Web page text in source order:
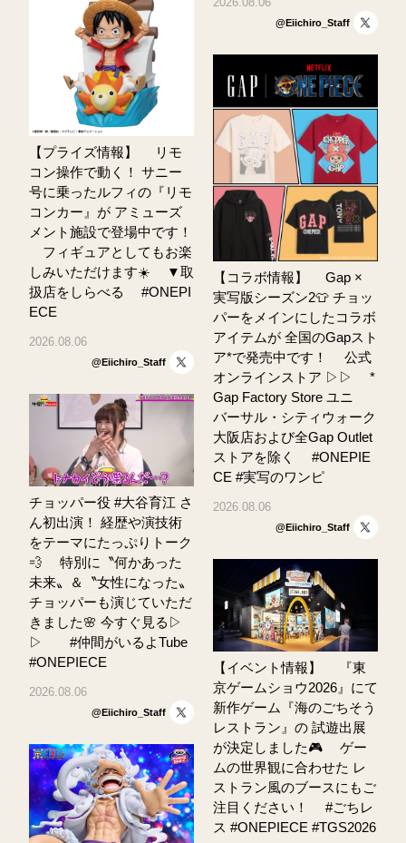
@Eiichiro_Staff
【プライズ情報】 ⠀ リモ
コン操作で動く！ サニー
号に乗ったルフィの『リモ
コンカー』が アミューズ
メント施設で登場中です！
⠀ フィギュアとしてもお楽
しみいただけます☀️ ⠀ ▼取
扱店をしらべる ⠀ #ONEPI
ECE
2026.08.06
@Eiichiro_Staff
【コラボ情報】 ⠀ Gap ×
実写版シーズン2👕 チョッ
パーをメインにしたコラボ
アイテムが 全国のGapスト
ア*で発売中です！ ⠀ 公式
オンラインストア ▷▷ ⠀ *
Gap Factory Store ユニ
バーサル・シティウォーク
大阪店および全Gap Outlet
ストアを除く ⠀ #ONEPIE
CE #実写のワンピ
2026.08.06
@Eiichiro_Staff
チョッパー役 #大谷育江 さ
ん初出演！ 経歴や演技術
をテーマにたっぷりトーク
💨 ⠀ 特別に〝何かあった
未来〟＆〝女性になった〟
チョッパーも演じていただ
きました🌸 今すぐ見る▷
▷ ⠀⠀ #仲間がいるよTube
#ONEPIECE
2026.08.06
@Eiichiro_Staff
【イベント情報】 ⠀ 『東
京ゲームショウ2026』にて
新作ゲーム『海のごちそう
レストラン』の 試遊出展
が決定しました🎮 ⠀ ゲー
ムの世界観に合わせた レ
ストラン風のブースにもご
注目ください！ ⠀ #ごちレ
ス #ONEPIECE #TGS2026